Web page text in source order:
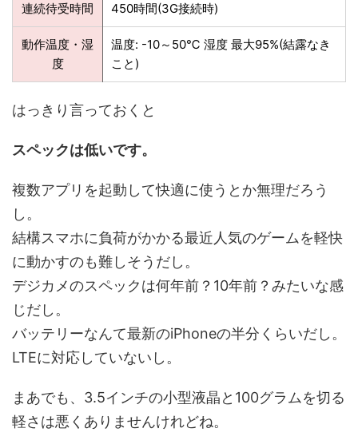
連続待受時間 450時間(3G接続時)
動作温度・湿
度
温度: -10～50℃ 湿度 最大95%(結露なき
こと)
はっきり言っておくと
スペックは低いです。
複数アプリを起動して快適に使うとか無理だろう
し。
結構スマホに負荷がかかる最近人気のゲームを軽快
に動かすのも難しそうだし。
デジカメのスペックは何年前？10年前？みたいな感
じだし。
バッテリーなんて最新のiPhoneの半分くらいだし。
LTEに対応していないし。
まあでも、3.5インチの小型液晶と100グラムを切る
軽さは悪くありませんけれどね。